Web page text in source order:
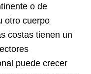
o de
otro cuerpo
costas tienen un
puede crecer